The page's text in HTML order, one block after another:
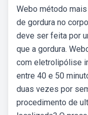
Webo método
de gordura no
deve ser feita por
que a gordura.
com eletrolipólise
entre 40 e 50
duas vezes por
procedimento de